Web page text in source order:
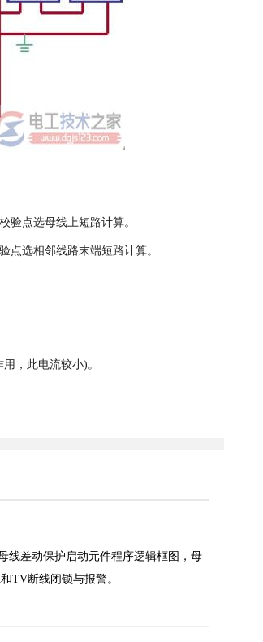
验点选母线上短路计算。
选相邻线路末端短路计算。
，此电流较小)。
线差动保护启动元件程序逻辑框图，母
TV断线闭锁与报警。